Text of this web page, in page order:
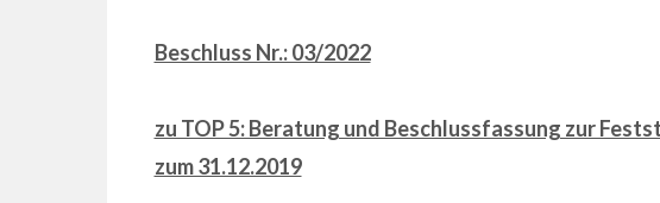
Beschluss Nr.: 03/2022
zu TOP 5: Beratung und Beschlussfassung zur
zum 31.12.2019